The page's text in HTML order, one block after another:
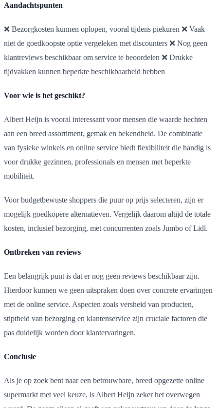
Aandachtspunten
❌ Bezorgkosten kunnen oplopen, vooral tijdens piekuren ❌ Vaak
niet de goedkoopste optie vergeleken met discounters ❌ Nog geen
klantreviews beschikbaar om service te beoordelen ❌ Drukke
tijdvakken kunnen beperkte beschikbaarheid hebben
Voor wie is het geschikt?
Albert Heijn is vooral interessant voor mensen die waarde hechten
aan een breed assortiment, gemak en bekendheid. De combinatie
van fysieke winkels en online service biedt flexibiliteit die handig is
voor drukke gezinnen, professionals en mensen met beperkte
mobiliteit.
Voor budgetbewuste shoppers die puur op prijs selecteren, zijn er
mogelijk goedkopere alternatieven. Vergelijk daarom altijd de totale
kosten, inclusief bezorging, met concurrenten zoals Jumbo of Lidl.
Ontbreken van reviews
Een belangrijk punt is dat er nog geen reviews beschikbaar zijn.
Hierdoor kunnen we geen uitspraken doen over concrete ervaringen
met de online service. Aspecten zoals versheid van producten,
stiptheid van bezorging en klantenservice zijn cruciale factoren die
pas duidelijk worden door klantervaringen.
Conclusie
Als je op zoek bent naar een betrouwbare, breed opgezette online
supermarkt met veel keuze, is Albert Heijn zeker het overwegen